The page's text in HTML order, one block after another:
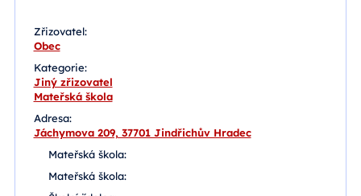
Zřizovatel:
Obec
Kategorie:
Jiný zřizovatel
Mateřská škola
Adresa:
Jáchymova 209, 37701 Jindřichův Hradec
Mateřská škola:
Mateřská škola: